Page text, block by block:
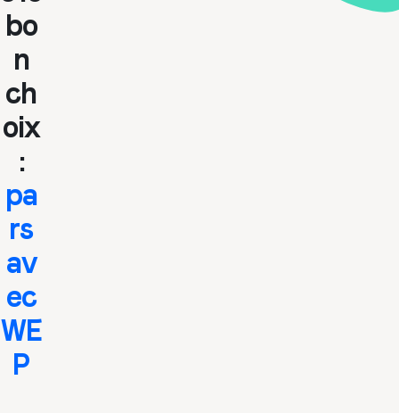
bo
n
ch
oix
:
pa
rs
av
ec
WE
P